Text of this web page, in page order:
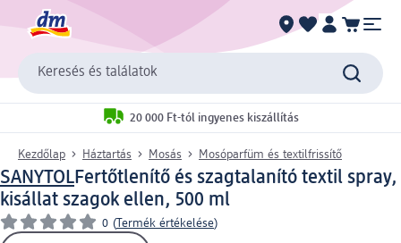
Keresés és találatok
20 000 Ft-tól ingyenes kiszállítás
Kezdőlap Háztartás Mosás Mosóparfüm és textilfrissítő
SANYTOLFertőtlenítő és szagtalanító textil spray,
kisállat szagok ellen, 500 ml
0 (Termék értékelése)